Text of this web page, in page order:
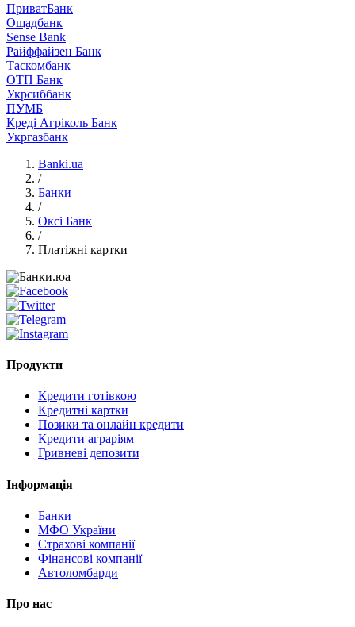
ПриватБанк
Ощадбанк
Sense Bank
Райффайзен Банк
Таскомбанк
ОТП Банк
Укрсиббанк
ПУМБ
Креді Агріколь Банк
Укргазбанк
Banki.ua
/
Банки
/
Оксі Банк
/
Платіжні картки
Продукти
Кредити готівкою
Кредитні картки
Позики та онлайн кредити
Кредити аграріям
Гривневі депозити
Інформація
Банки
МФО України
Страхові компанії
Фінансові компанії
Автоломбарди
Про нас